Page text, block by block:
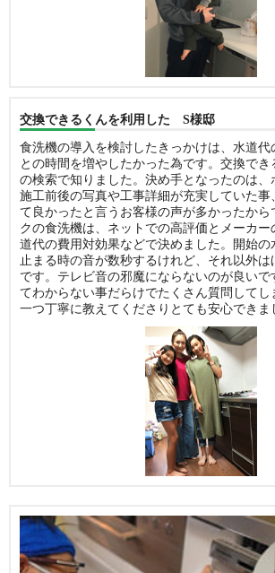
交換できるくんを利用した S様邸
食洗機の導入を検討したきっかけは、水道代
との時間を増やしたかった為です。交換で
の検索で知りました。決め手となったのは、
施工前後の写真や工事詳細が充実していた事
て良かったと言うお客様の声が多かったから
クの食洗機は、ネットでの高評価とメーカー
道代の費用対効果などで決めました。開始の
止まる時の音が数秒するけれど、それ以外
です。テレビ音の邪魔にならないのが良いで
てわからない事だらけでたくさん質問してし
一つ丁寧に教えてくださりとても安心できま